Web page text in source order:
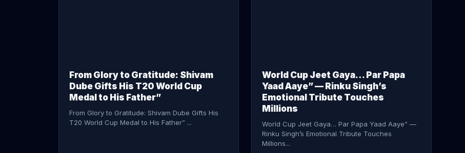
From Glory to Gratitude: Shivam
Dube Gifts His T20 World Cup
Medal to His Father”
From Glory to Gratitude: Shivam Dube Gifts His
T20 World Cup Medal to His Father” ...
World Cup Jeet Gaya… Par Papa
Yaad Aaye” — Rinku Singh’s
Emotional Tribute Touches
Millions
World Cup Jeet Gaya… Par Papa Yaad Aaye” —
Rinku Singh’s Emotional Tribute Touches
Millions...